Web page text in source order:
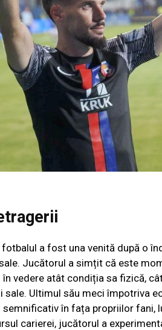
fotbalul a fost una venită după o
Jucătorul a simțit că este
vedere atât condiția sa fizică,
sale. Ultimul său meci împotriva
semnificativ în fața propriilor fani,
carierei, jucătorul a